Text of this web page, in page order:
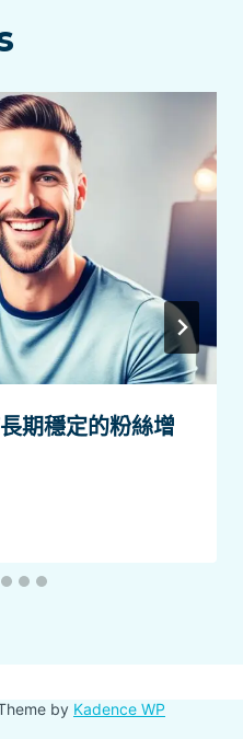
期穩定的粉絲增
by Kadence WP